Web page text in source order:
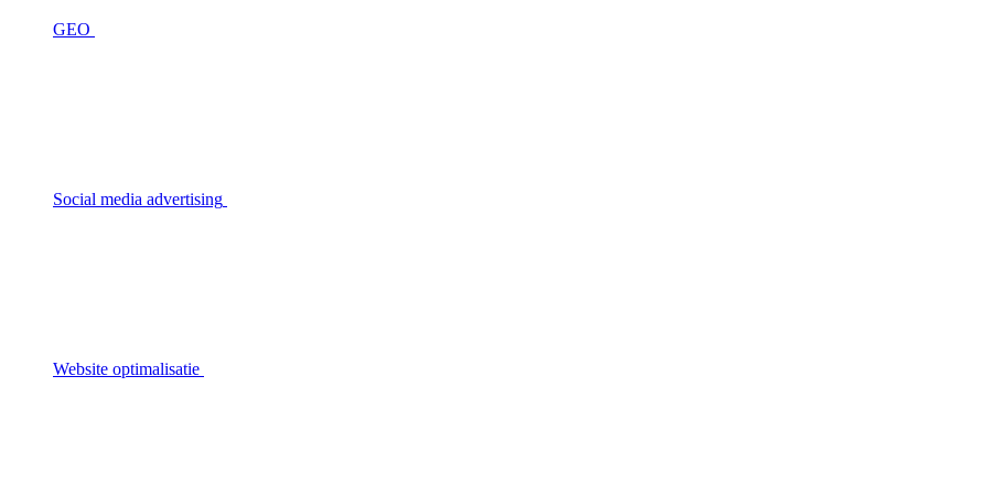
GEO
Social media advertising
Website optimalisatie